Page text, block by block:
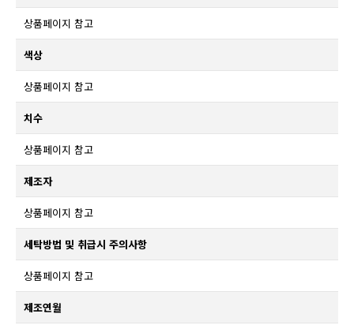
상품페이지 참고
색상
상품페이지 참고
치수
상품페이지 참고
제조자
상품페이지 참고
세탁방법 및 취급시 주의사항
상품페이지 참고
제조연월